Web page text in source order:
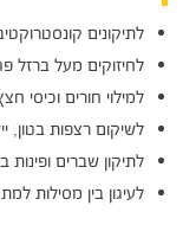
לתיקונים
לחיזוקים מעל ברזל
למילוי חורים וכיסי
לשיקום רצפות בטון,
לתיקון שברים ופינות
לעיגון בין מסילות